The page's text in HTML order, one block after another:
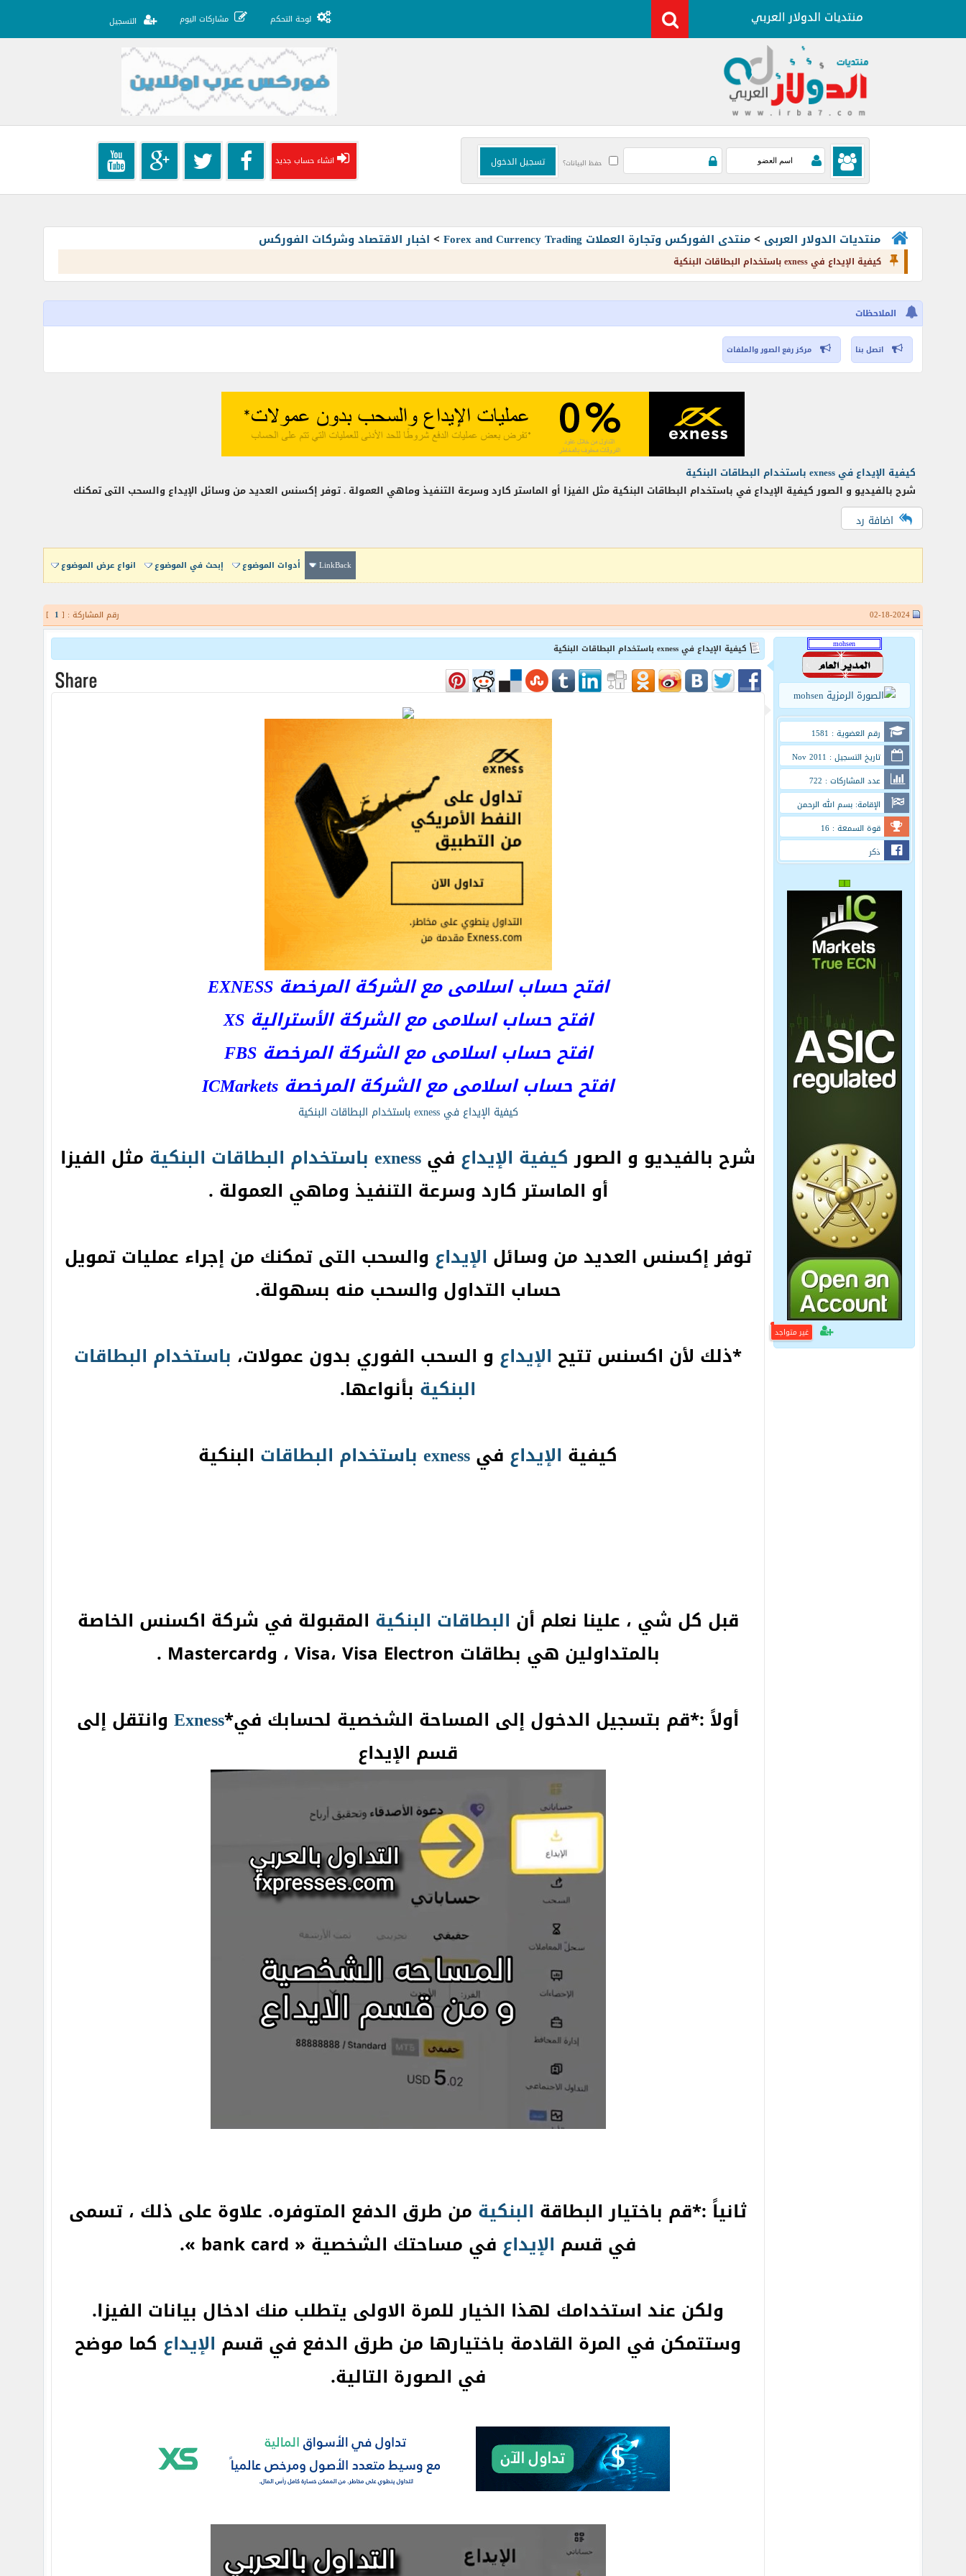
لوحة التحكم مشاركات اليوم التسجيل
حفظ البيانات؟ انشاء حساب جديد
منتديات الدولار العربى >منتدى الفوركس وتجارة العملات Forex and Currency Trading > اخبار الاقتصاد وشركات الفوركس
كيفية الإيداع في exness باستخدام البطاقات البنكية
الملاحظات
اتصل بنا مركز رفع الصور والملفات
كيفية الإيداع في exness باستخدام البطاقات البنكية
شرح بالفيديو و الصور كيفية الإيداع في باستخدام البطاقات البنكية مثل الفيزا أو الماستر كارد وسرعة التنفيذ وماهي العمولة . توفر إكسنس العديد من وسائل الإيداع والسحب التى تمكنك
اضافة رد
LinkBack أدوات الموضوع إبحث في الموضوع انواع عرض الموضوع
رقم المشاركة : [ 1
]
رقم العضوية : 1581
تاريخ التسجيل : Nov 2011
عدد المشاركات : 722
الإقامة: بسم الله الرحمن
الرحيم
قوة السمعة : 16
ذكر
غير متواجد
كيفية الإيداع في exness باستخدام البطاقات البنكية
افتح حساب اسلامى مع الشركة المرخصة EXNESS
افتح حساب اسلامى مع الشركة الأسترالية XS
افتح حساب اسلامى مع الشركة المرخصة FBS
افتح حساب اسلامى مع الشركة المرخصة ICMarkets
كيفية الإيداع في exness باستخدام البطاقات البنكية
شرح بالفيديو و الصوركيفية الإيداع في باستخدام البطاقات البنكية مثل الفيزا
أو الماستر كارد وسرعة التنفيذ وماهي العمولة .
توفر إكسنس العديد من وسائل الإيداع والسحب التى تمكنك من إجراء عمليات تمويل
حساب التداول والسحب منه بسهولة.
*ذلك لأن اكسنس تتيح الإيداع و السحب الفوري بدون عمولات، باستخدام البطاقات
البنكية بأنواعها.
كيفية الإيداع فيexness باستخدام البطاقات البنكية
قبل كل شي ، علينا نعلم أن البطاقات البنكية المقبولة في شركة اكسنس الخاصة
بالمتداولين هي بطاقات Visa، Visa Electron ، وMastercard .
أولاً :*قم بتسجيل الدخول إلى المساحة الشخصية لحسابك في*Exness وانتقل إلى
قسم الإيداع
ثانياً :*قم باختيار البطاقة البنكية من طرق الدفع المتوفره. علاوة على ذلك ، تسمى
في قسم الإيداع في مساحتك الشخصية « bank card ».
ولكن عند استخدامك لهذا الخيار للمرة الاولى يتطلب منك ادخال بيانات الفيزا.
وستتمكن في المرة القادمة باختيارها من طرق الدفع في قسم الإيداع كما موضح
في الصورة التالية.